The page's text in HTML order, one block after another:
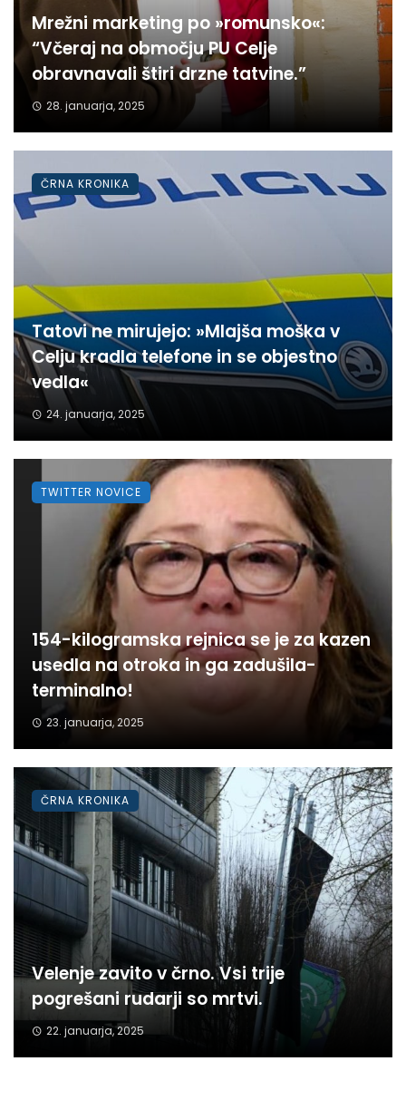
Mrežni marketing po »romunsko«:
“Včeraj na območju PU Celje
obravnavali štiri drzne tatvine.”
28. januarja, 2025
Tatovi ne mirujejo: »Mlajša moška v
Celju kradla telefone in se objestno
vedla«
24. januarja, 2025
ČRNA KRONIKA
154-kilogramska rejnica se je za kazen
usedla na otroka in ga zadušila-
terminalno!
23. januarja, 2025
TWITTER NOVICE
Velenje zavito v črno. Vsi trije
pogrešani rudarji so mrtvi.
22. januarja, 2025
ČRNA KRONIKA